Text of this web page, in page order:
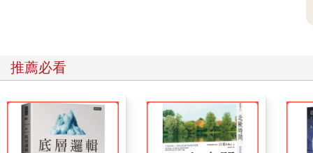
用許多道比劃去收攏，接住
鎖在消失中的木頭抽屜中──
推薦必看